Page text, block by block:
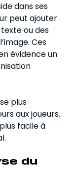
dans ses
peut ajouter
texte ou des
Ces
évidence un
plus
aux joueurs.
facile à
du